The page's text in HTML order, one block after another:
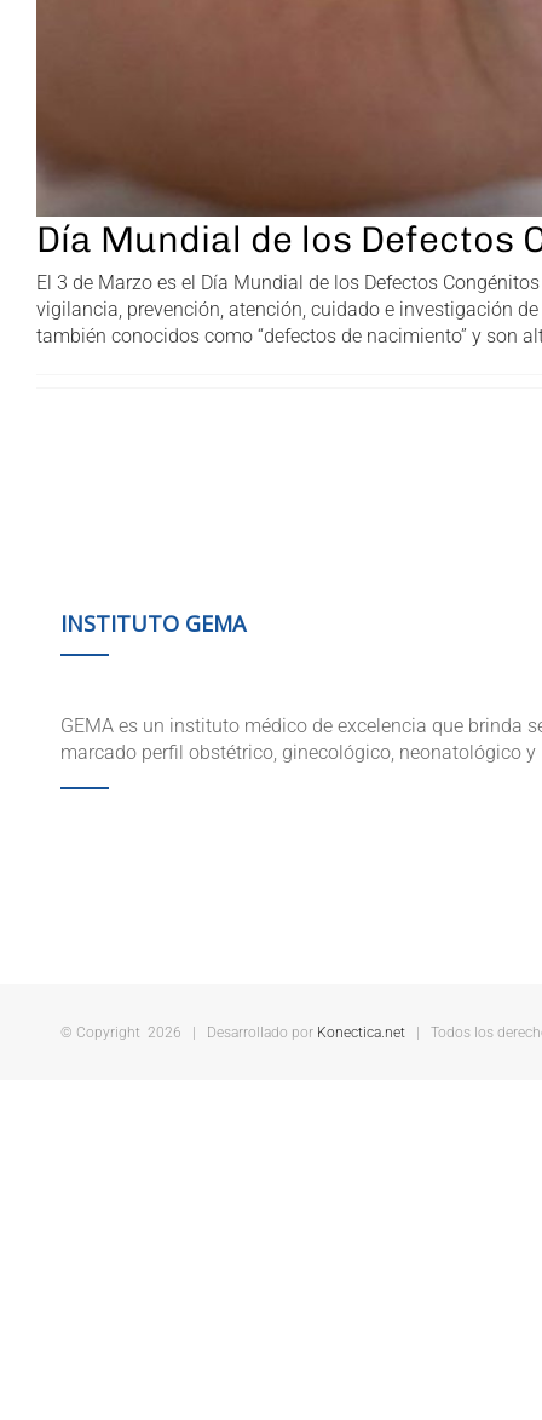
Día Mundial de los Defectos
El 3 de Marzo es el Día Mundial de los Defectos
vigilancia, prevención, atención, cuidado e investigación
también conocidos como “defectos de nacimiento” y son
INSTITUTO GEMA
GEMA es un instituto médico de excelencia que brinda
marcado perfil obstétrico, ginecológico, neonatológico
© Copyright2026 | Desarrollado por Konectica.net | Todos los